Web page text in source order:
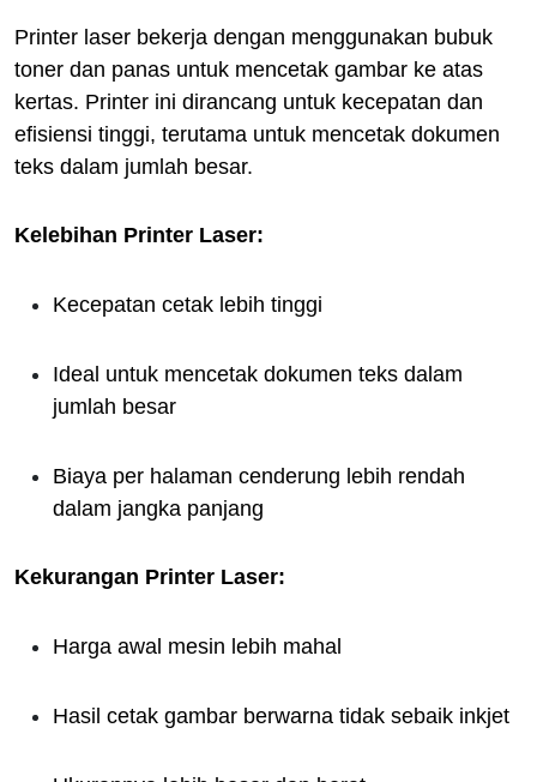
Printer laser bekerja dengan menggunakan bubuk
toner dan panas untuk mencetak gambar ke atas
kertas. Printer ini dirancang untuk kecepatan dan
efisiensi tinggi, terutama untuk mencetak dokumen
teks dalam jumlah besar.
Kelebihan Printer Laser:
Kecepatan cetak lebih tinggi
Ideal untuk mencetak dokumen teks dalam
jumlah besar
Biaya per halaman cenderung lebih rendah
dalam jangka panjang
Kekurangan Printer Laser:
Harga awal mesin lebih mahal
Hasil cetak gambar berwarna tidak sebaik inkjet